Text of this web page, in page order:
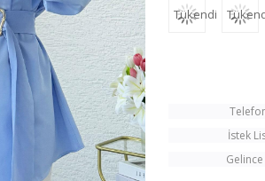
Tükendi
İstek